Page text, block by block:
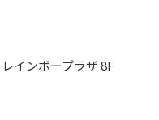
インボープラザ 8F